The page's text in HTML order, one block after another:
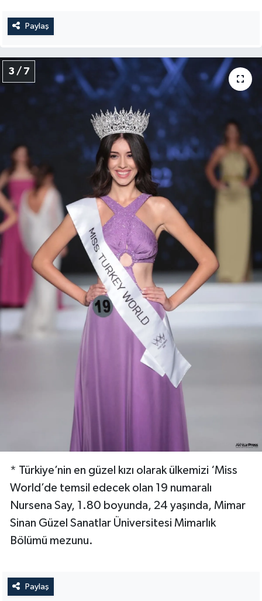
Paylaş
3 / 7
* Türkiye’nin en güzel kızı olarak ülkemizi ‘Miss
World’de temsil edecek olan 19 numaralı
Nursena Say, 1.80 boyunda, 24 yaşında, Mimar
Sinan Güzel Sanatlar Üniversitesi Mimarlık
Bölümü mezunu.
Paylaş